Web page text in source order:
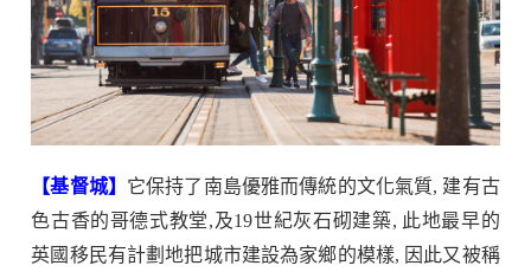
【基督城】
它保持了南島優雅而傳統的文化氣質, 建有古
色古香的哥德式教堂,及19世紀灰石砌建築, 此地最早的
英國移民有計劃地把城市建設為家鄉的模樣, 因此又被稱